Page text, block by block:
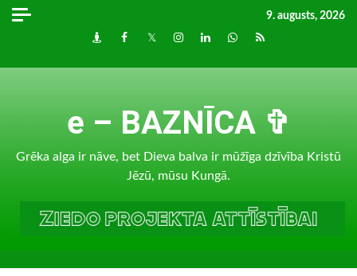
Skip
9. augusts, 2026
DraugiemFacebook
TwitterInstagram
LinkedInwhatsapp
RSS
e – BAZNĪCA ✞
Grēka alga ir nāve, bet Dieva balva ir mūžīga dzīvība Kristū
Jēzū, mūsu Kungā.